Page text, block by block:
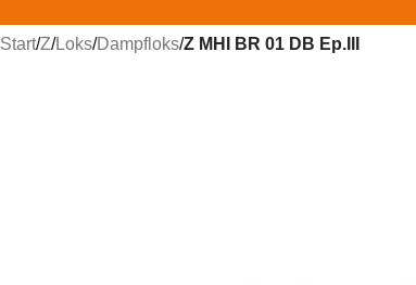
Start/Z/Loks/Dampfloks/Z MHI BR 01 DB Ep.III